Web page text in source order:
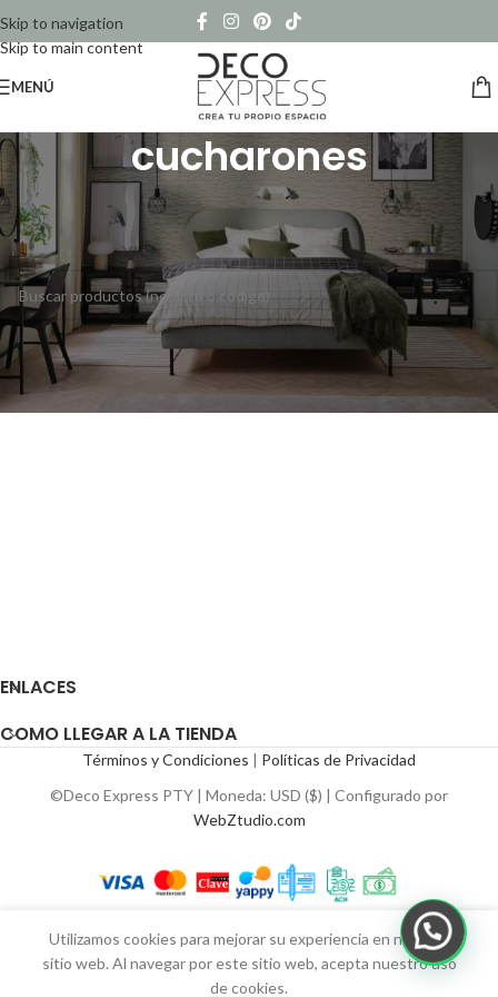
Skip to navigation
Skip to main content
MENÚ
cucharones
Inicio/ Productos etiquetados “cucharones”
No se han encontrado productos que coincidan con tu selección.
ENLACES
COMO LLEGAR A LA TIENDA
Términos y Condiciones | Políticas de Privacidad
©Deco Express PTY | Moneda: USD ($) | Configurado por
WebZtudio.com
Utilizamos cookies para mejorar su experiencia en nuestro
sitio web. Al navegar por este sitio web, acepta nuestro uso
de cookies.